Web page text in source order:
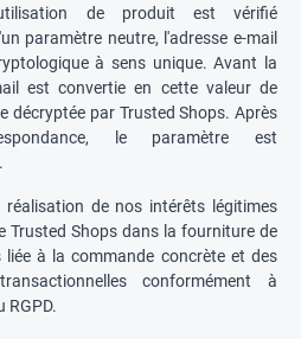
de produit est vérifié
paramètre neutre, l'adresse e-mail
à sens unique. Avant la
est convertie en cette valeur de
décryptée par Trusted Shops. Après
le paramètre est
de nos intérêts légitimes
Trusted Shops dans la fourniture de
à la commande concrète et des
conformément à
RGPD.